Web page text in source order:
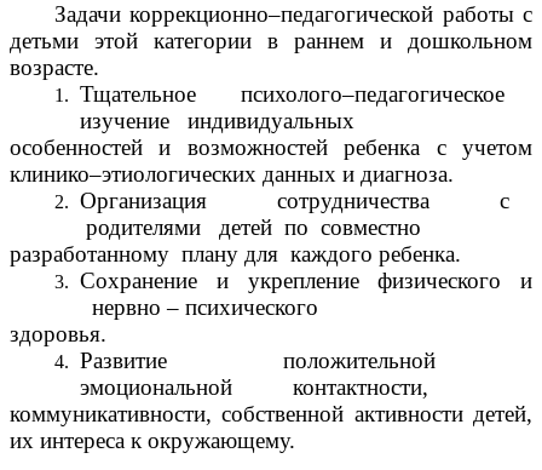
Задачи коррекционно–педагогической работы с
детьми этой категории в раннем и дошкольном
возрасте.
Тщательное психолого–педагогическое
изучение индивидуальных
особенностей и возможностей ребенка с учетом
клинико–этиологических данных и диагноза.
Организация сотрудничества с
родителями детей по совместно
разработанному плану для каждого ребенка.
Сохранение и укрепление физического и
нервно – психического
здоровья.
Развитие положительной
эмоциональной контактности,
коммуникативности, собственной активности детей,
их интереса к окружающему.